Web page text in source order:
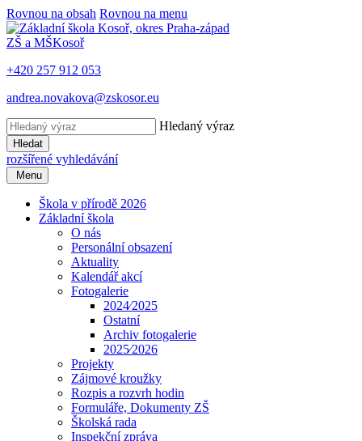
Rovnou na obsah Rovnou na menu
ZŠ a MŠKosoř
+420 257 912 053
andrea.novakova@zskosor.eu
Hledaný výraz
Hledat
rozšířené vyhledávání
Menu
Škola v přírodě 2026
Základní škola
O nás
Personální obsazení
Aktuality
Kalendář akcí
Fotogalerie
2024⁄2025
Ostatní
Archiv fotogalerie
2025⁄2026
Projekty
Zájmové kroužky
Rozpis a rozvrh hodin
Formuláře, Dokumenty ZŠ
Školská rada
Inspekční zpráva